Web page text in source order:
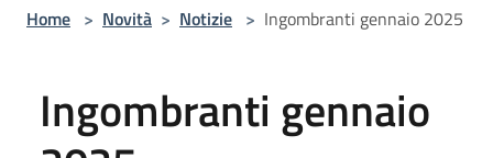
Home > Novità > Notizie > Ingombranti gennaio 2025
Ingombranti gennaio